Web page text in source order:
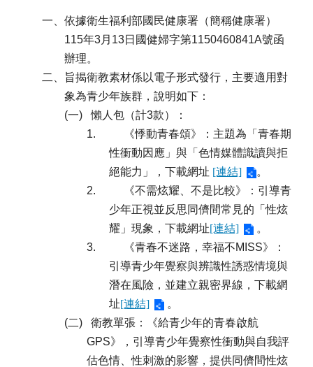
一、依據衛生福利部國民健康署（簡稱健康署）
115年3月13日國健婦字第1150460841A號函
辦理。
二、旨揭衛教素材係以電子形式發行，主要適用對
象為青少年族群，說明如下：
(一)
懶人包（計3款）：
1.
《悸動青春頌》：主題為「青春期
性衝動因應」與「色情媒體識讀與拒
絕能力」，下載網址 [連結]
。
2.
《不需炫耀、不是比較》：引導青
少年正視並反思同儕間常見的「性炫
耀」現象，下載網址[連結]
。
3.
《青春不迷路，幸福不MISS》：
引導青少年覺察與辨識性誘惑情境與
潛在風險，並建立親密界線，下載網
址[連結]
。
(二)
衛教單張：《給青少年的青春啟航
GPS》，引導青少年覺察性衝動與自我評
估色情、性刺激的影響，提供同儕間性炫